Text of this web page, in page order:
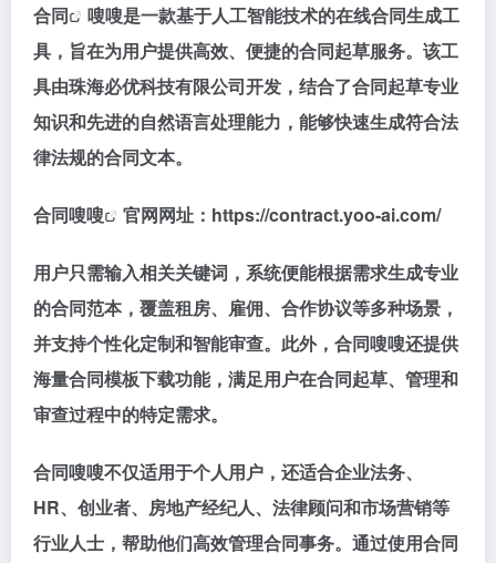
合同
嗖嗖是一款基于人工智能技术的在线合同生成工
具，旨在为用户提供高效、便捷的合同起草服务。该工
具由珠海必优科技有限公司开发，结合了合同起草专业
知识和先进的自然语言处理能力，能够快速生成符合法
律法规的合同文本。
合同嗖嗖 官网网址：https://contract.yoo-ai.com/
用户只需输入相关关键词，系统便能根据需求生成专业
的合同范本，覆盖租房、雇佣、合作协议等多种场景，
并支持个性化定制和智能审查。此外，合同嗖嗖还提供
海量合同模板下载功能，满足用户在合同起草、管理和
审查过程中的特定需求。
合同嗖嗖不仅适用于个人用户，还适合企业法务、
HR、创业者、房地产经纪人、法律顾问和市场营销等
行业人士，帮助他们高效管理合同事务。通过使用合同